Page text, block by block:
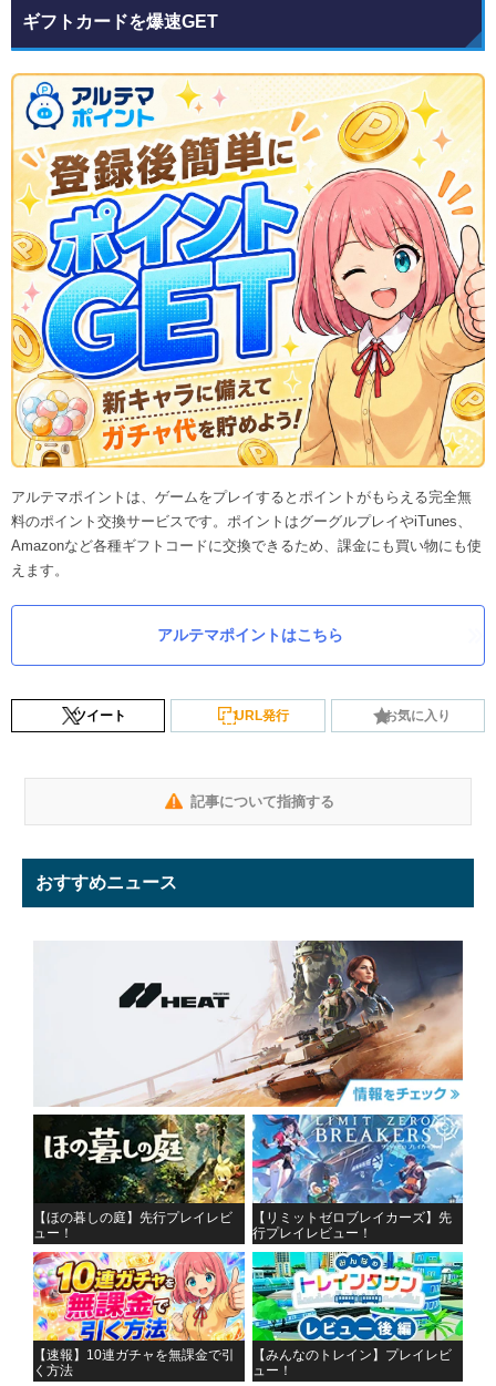
ギフトカードを爆速GET
アルテマポイントは、ゲームをプレイするとポイントがもらえる完全無
料のポイント交換サービスです。ポイントはグーグルプレイやiTunes、
Amazonなど各種ギフトコードに交換できるため、課金にも買い物にも使
えます。
アルテマポイントはこちら
ツイート URL発行 お気に入り
記事について指摘する
おすすめニュース
【ほの暮しの庭】先行プレイレビ
ュー！
【リミットゼロブレイカーズ】先
行プレイレビュー！
【速報】10連ガチャを無課金で引
く方法
【みんなのトレイン】プレイレビ
ュー！